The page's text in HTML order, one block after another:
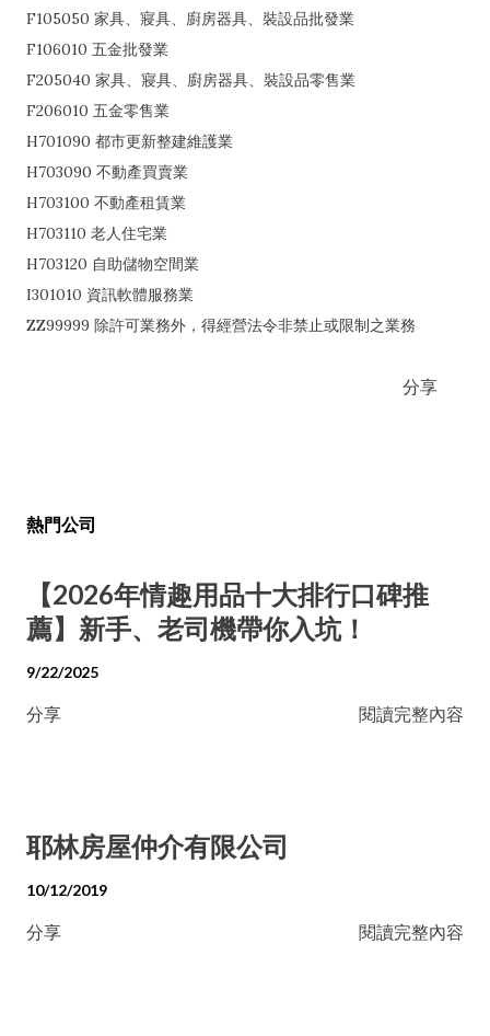
F105050 家具、寢具、廚房器具、裝設品批發業
F106010 五金批發業
F205040 家具、寢具、廚房器具、裝設品零售業
F206010 五金零售業
H701090 都市更新整建維護業
H703090 不動產買賣業
H703100 不動產租賃業
H703110 老人住宅業
H703120 自助儲物空間業
I301010 資訊軟體服務業
ZZ99999 除許可業務外，得經營法令非禁止或限制之業務
分享
熱門公司
【2026年情趣用品十大排行口碑推
薦】新手、老司機帶你入坑！
9/22/2025
分享 閱讀完整內容
耶林房屋仲介有限公司
10/12/2019
分享 閱讀完整內容